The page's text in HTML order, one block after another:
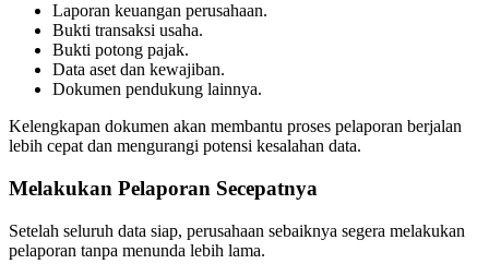
Laporan keuangan perusahaan.
Bukti transaksi usaha.
Bukti potong pajak.
Data aset dan kewajiban.
Dokumen pendukung lainnya.
Kelengkapan dokumen akan membantu proses pelaporan berjalan
lebih cepat dan mengurangi potensi kesalahan data.
Melakukan Pelaporan Secepatnya
Setelah seluruh data siap, perusahaan sebaiknya segera melakukan
pelaporan tanpa menunda lebih lama.